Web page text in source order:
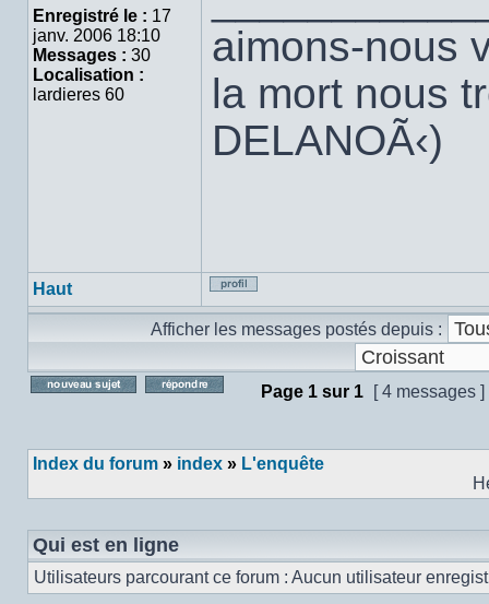
Enregistré le : 17
janv. 2006 18:10
Messages : 30
Localisation :
lardieres 60
aimons-nous
la mort nous
DELANOÃ‹)
Haut
Profil
Afficher les messages postés depuis :
Page 1 sur 1 [ 4 messages ]
Index du forum » index » L'enquête
Qui est en ligne
Utilisateurs parcourant ce forum : Aucun utilisateur